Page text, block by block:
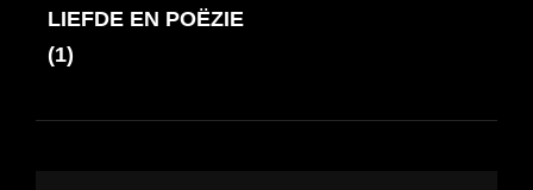
LIEFDE EN POËZIE
(1)